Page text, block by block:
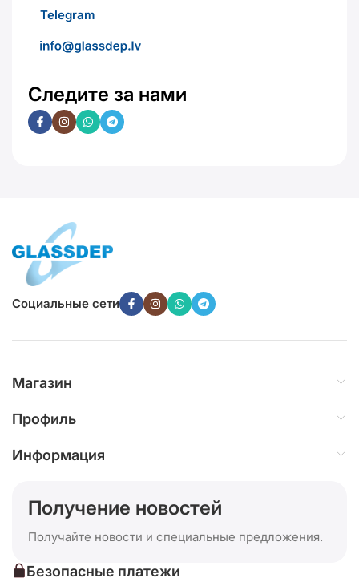
Telegram
Следите за нами
Социальные сети
Магазин
Профиль
Информация
Получение новостей
Получайте новости и специальные предложения.
Безопасные платежи